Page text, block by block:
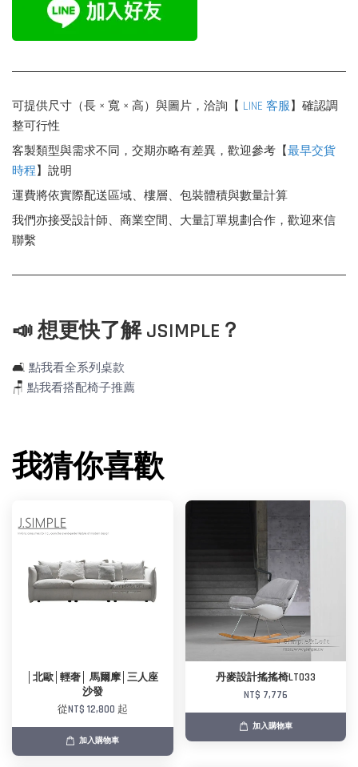
可提供尺寸（長 × 寬 × 高）與圖片，洽詢【 LINE 客服】確認調
整可行性
客製類型與需求不同，交期亦略有差異，歡迎參考【最早交貨
時程】說明
運費將依實際配送區域、樓層、包裝體積與數量計算
我們亦接受設計師、商業空間、大量訂單規劃合作，歡迎來信
聯繫
📣 想更快了解 JSIMPLE？
🛋️ 點我看全系列桌款
🪑 點我看搭配椅子推薦
我猜你喜歡
│北歐│輕奢│ 馬爾摩│三人座
沙發
從NT$ 12,800 起
加入購物車
丹麥設計搖搖椅LT033
NT$ 7,776
加入購物車